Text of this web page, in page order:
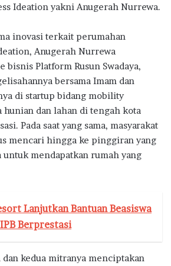
Ideation yakni Anugerah Nurrewa.
inovasi terkait perumahan
Anugerah Nurrewa
bisnis Platform Rusun Swadaya,
bersama Imam dan
di startup bidang mobility
hunian dan lahan di tengah kota
Pada saat yang sama, masyarakat
mencari hingga ke pinggiran yang
untuk mendapatkan rumah yang
Lanjutkan Bantuan Beasiswa
Berprestasi
dan kedua mitranya menciptakan